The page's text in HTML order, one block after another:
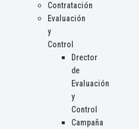
Contratación
Evaluación
y
Control
Drector
de
Evaluación
y
Control
Campaña